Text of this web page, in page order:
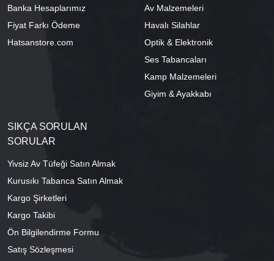
Banka Hesaplarımız
Fiyat Farkı Ödeme
Hatsanstore.com
Av Malzemeleri
Havalı Silahlar
Optik & Elektronik
Ses Tabancaları
Kamp Malzemeleri
Giyim & Ayakkabı
SIKÇA SORULAN
SORULAR
Yivsiz Av Tüfeği Satın Almak
Kurusıkı Tabanca Satın Almak
Kargo Şirketleri
Kargo Takibi
Ön Bilgilendirme Formu
Satış Sözleşmesi